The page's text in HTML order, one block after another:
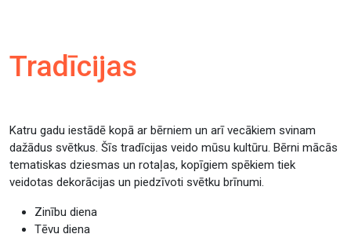
Tradīcijas
Katru gadu iestādē kopā ar bērniem un arī vecākiem svinam
dažādus svētkus. Šīs tradīcijas veido mūsu kultūru. Bērni mācās
tematiskas dziesmas un rotaļas, kopīgiem spēkiem tiek
veidotas dekorācijas un piedzīvoti svētku brīnumi.
Zinību diena
Tēvu diena